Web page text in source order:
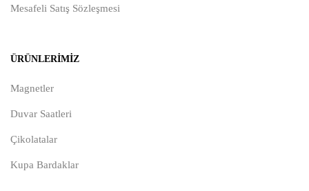
Mesafeli Satış Sözleşmesi
ÜRÜNLERIMIZ
Magnetler
Duvar Saatleri
Çikolatalar
Kupa Bardaklar